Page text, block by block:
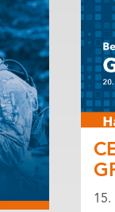
15.